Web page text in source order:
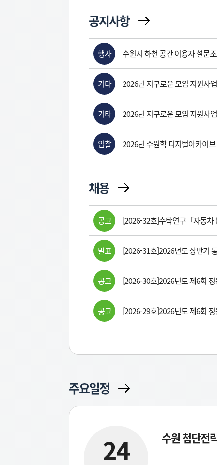
공지사항
행사 수원시 하천 공간 이용자 설문
기타 2026년 지구로운 모임 지원사
기타 2026년 지구로운 모임 지원사
입찰 2026년 수원학 디지털아카이
채용
공고 [2026-32호]수탁연구「자동
발표 [2026-31호]2026년도 상반기
공고 [2026-30호]2026년도 제6회
공고 [2026-29호]2026년도 제6회
주요일정
24 수원 첨단전